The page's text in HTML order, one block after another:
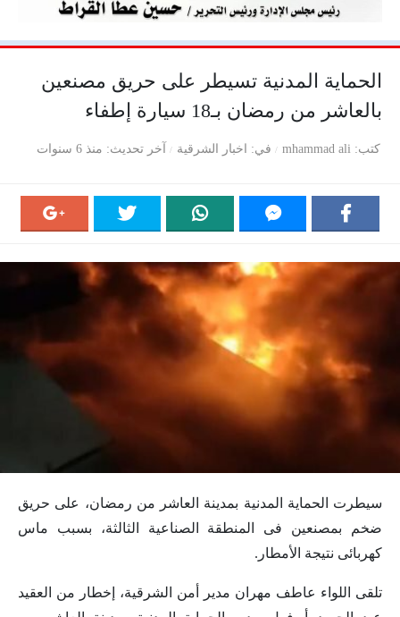
الحماية المدنية تسيطر على حريق مصنعين
بالعاشر من رمضان بـ18 سيارة إطفاء
كتب mhammad ali في اخبار الشرقية آخر تحديث منذ 6 سنوات
سيطرت الحماية المدنية بمدينة العاشر من رمضان، على حريق
ضخم بمصنعين فى المنطقة الصناعية الثالثة، بسبب ماس
كهربائى نتيجة الأمطار.
تلقى اللواء عاطف مهران مدير أمن الشرقية، إخطار من العقيد